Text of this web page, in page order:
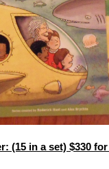
(15 in a set) $330 for